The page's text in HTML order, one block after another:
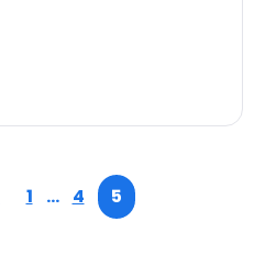
1 … 4 5